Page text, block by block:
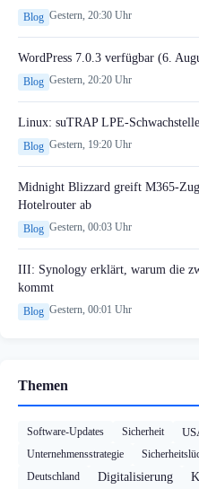
Blog Gestern, 20:30 Uhr
WordPress 7.0.3 verfügbar (6.
Blog Gestern, 20:20 Uhr
Linux: suTRAP LPE-
Blog Gestern, 19:20 Uhr
Midnight Blizzard greift M365-
Hotelrouter ab
Blog Gestern, 00:03 Uhr
III: Synology erklärt, warum die
kommt
Blog Gestern, 00:01 Uhr
Themen
Software-Updates Sicherheit
Unternehmensstrategie
Deutschland Digitalisierung